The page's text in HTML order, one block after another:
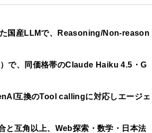
国産LLMで、Reasoning/Non-reason
で、同価格帯のClaude Haiku 4.5・G
互換のTool callingに対応しエージェ
と互角以上、Web探索・数学・日本法